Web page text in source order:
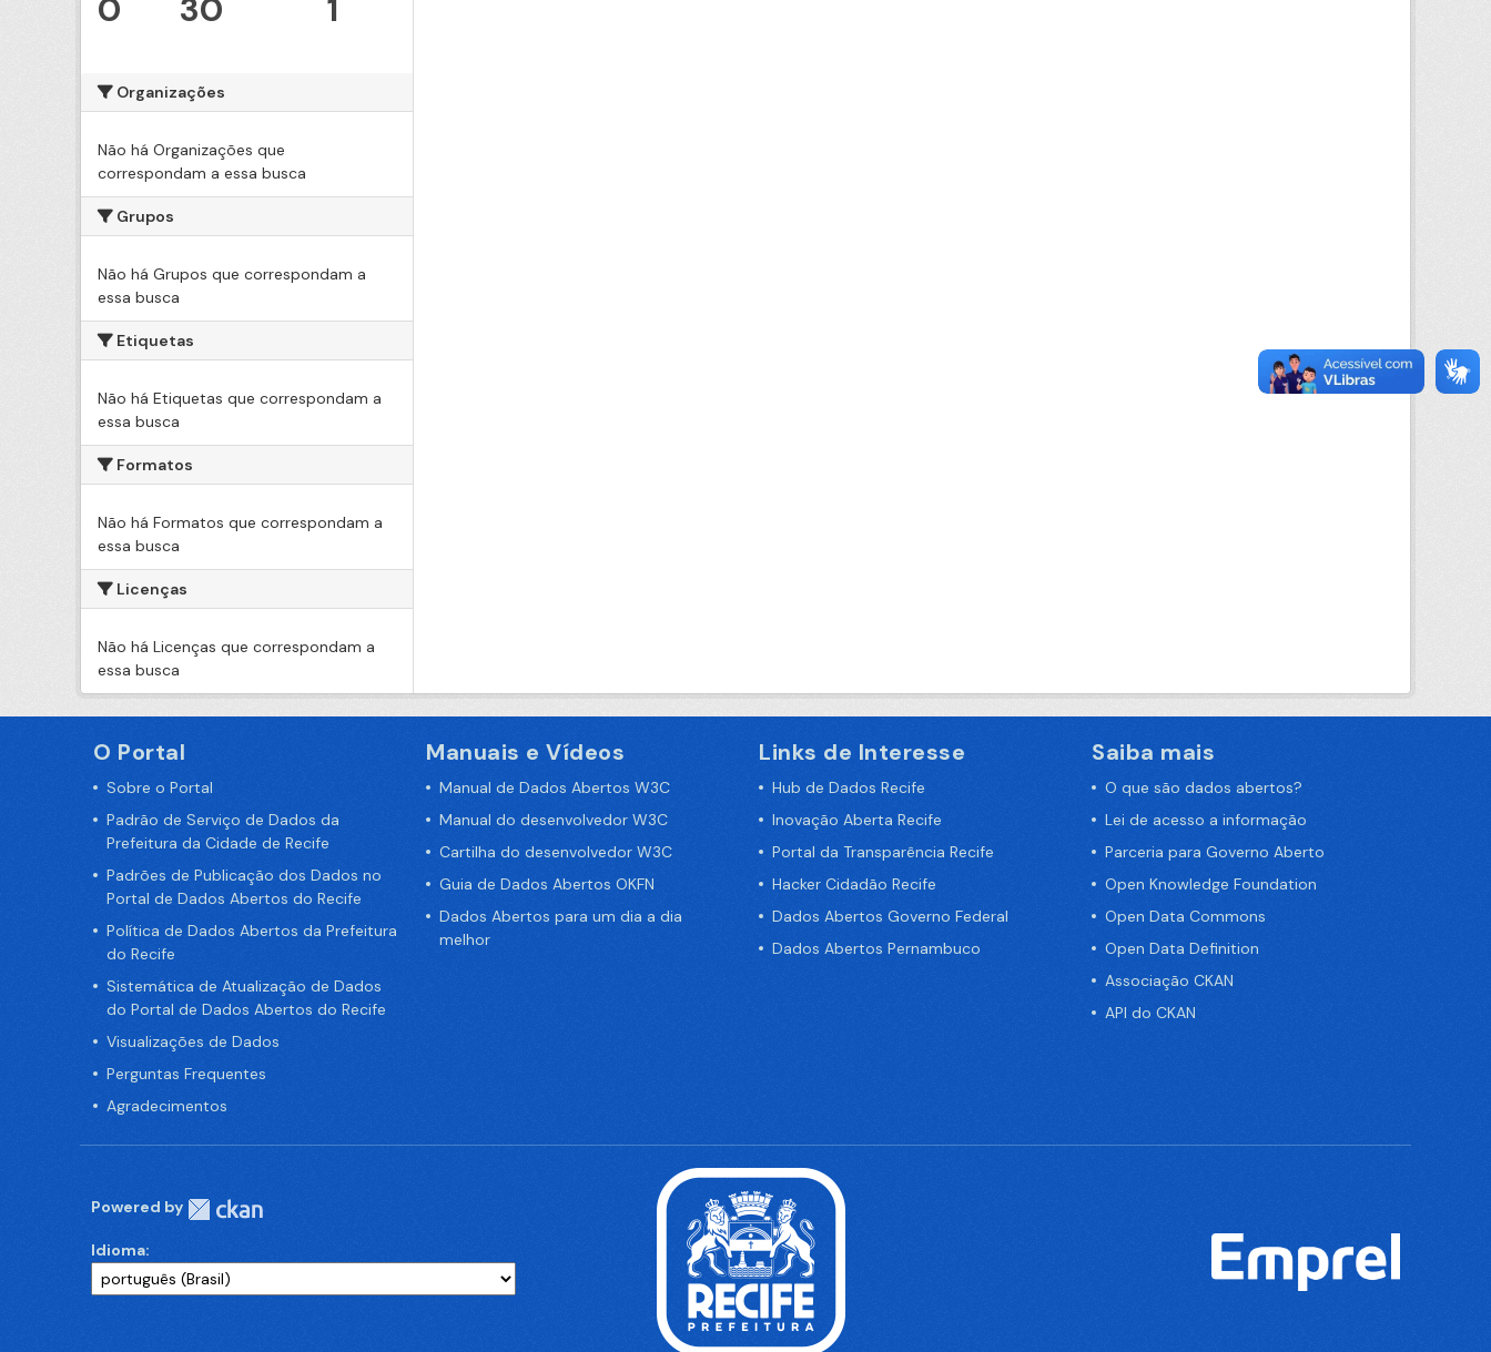
0 30 1
Organizações
Não há Organizações que
correspondam a essa busca
Grupos
Não há Grupos que correspondam a
essa busca
Etiquetas
Não há Etiquetas que correspondam a
essa busca
Formatos
Não há Formatos que correspondam a
essa busca
Licenças
Não há Licenças que correspondam a
essa busca
O Portal
Sobre o Portal
Padrão de Serviço de Dados da
Prefeitura da Cidade de Recife
Padrões de Publicação dos Dados no
Portal de Dados Abertos do Recife
Política de Dados Abertos da Prefeitura
do Recife
Sistemática de Atualização de Dados
do Portal de Dados Abertos do Recife
Visualizações de Dados
Perguntas Frequentes
Agradecimentos
Manuais e Vídeos
Manual de Dados Abertos W3C
Manual do desenvolvedor W3C
Cartilha do desenvolvedor W3C
Guia de Dados Abertos OKFN
Dados Abertos para um dia a dia
melhor
Links de Interesse
Hub de Dados Recife
Inovação Aberta Recife
Portal da Transparência Recife
Hacker Cidadão Recife
Dados Abertos Governo Federal
Dados Abertos Pernambuco
Saiba mais
O que são dados abertos?
Lei de acesso a informação
Parceria para Governo Aberto
Open Knowledge Foundation
Open Data Commons
Open Data Definition
Associação CKAN
API do CKAN
Powered by
Idioma